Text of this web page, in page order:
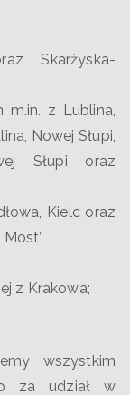
Skarżyska-
m.in. z Lublina,
Nowej Słupi,
Słupi oraz
Kielc oraz
z Krakowa;
wszystkim
za udział w